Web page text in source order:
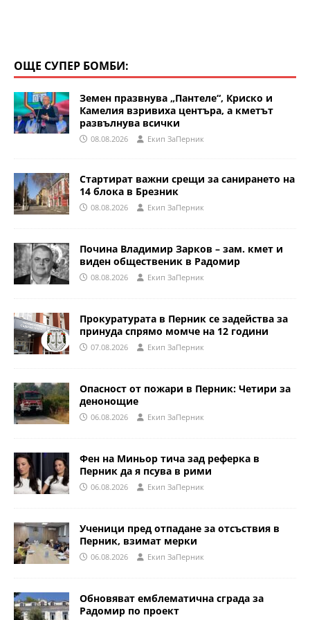
ОЩЕ СУПЕР БОМБИ:
Земен празвнува „Пантеле“, Криско и
Камелия взривиха центъра, а кметът
развълнува всички
08.08.2026 Eкип ЗаПерник
Стартират важни срещи за санирането на
14 блока в Брезник
08.08.2026 Eкип ЗаПерник
Почина Владимир Зарков – зам. кмет и
виден общественик в Радомир
08.08.2026 Eкип ЗаПерник
Прокуратурата в Перник се задейства за
принуда спрямо момче на 12 години
07.08.2026 Eкип ЗаПерник
Опасност от пожари в Перник: Четири за
денонощие
06.08.2026 Eкип ЗаПерник
Фен на Миньор тича зад реферка в
Перник да я псува в рими
06.08.2026 Eкип ЗаПерник
Ученици пред отпадане за отсъствия в
Перник, взимат мерки
06.08.2026 Eкип ЗаПерник
Обновяват емблематична сграда за
Радомир по проект